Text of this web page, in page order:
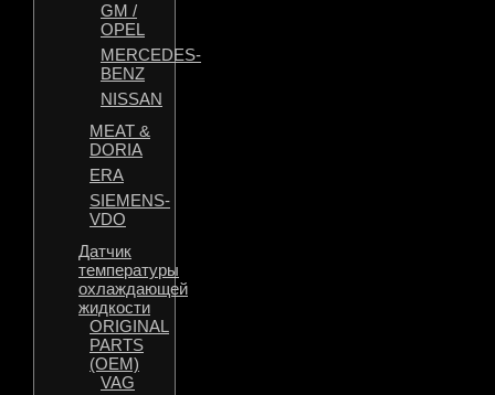
GM /
OPEL
MERCEDES-
BENZ
NISSAN
MEAT &
DORIA
ERA
SIEMENS-
VDO
Датчик
температуры
охлаждающей
жидкости
ORIGINAL
PARTS
(OEM)
VAG